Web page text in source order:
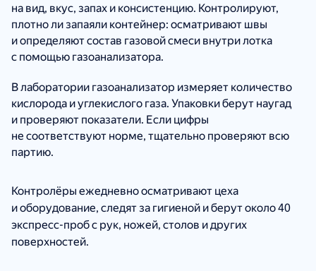
на вид, вкус, запах и консистенцию. Контролируют,
плотно ли запаяли контейнер: осматривают швы
и определяют состав газовой смеси внутри лотка
с помощью газоанализатора.
В лаборатории газоанализатор измеряет количество
кислорода и углекислого газа. Упаковки берут наугад
и проверяют показатели. Если цифры
не соответствуют норме, тщательно проверяют всю
партию.
Контролёры ежедневно осматривают цеха
и оборудование, следят за гигиеной и берут около 40
экспресс-проб с рук, ножей, столов и других
поверхностей.